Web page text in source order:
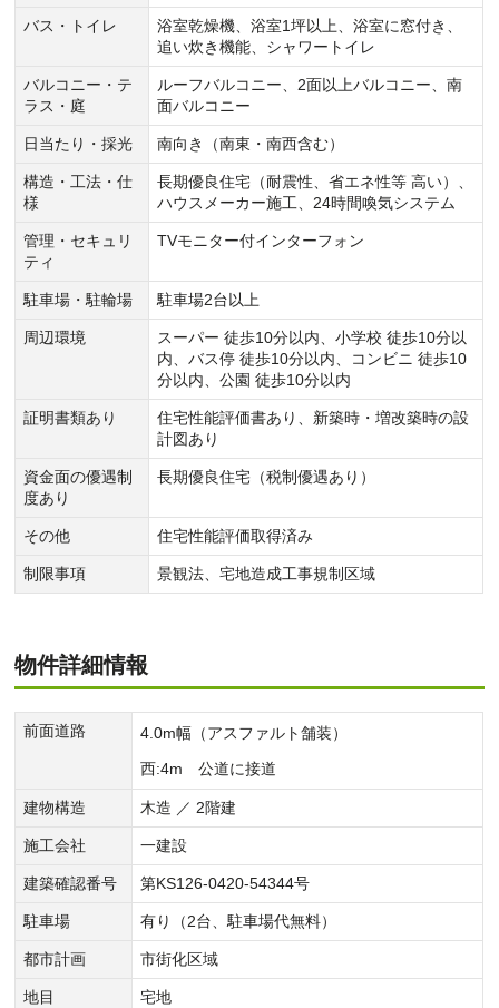
バス・トイレ
浴室乾燥機、浴室1坪以上、浴室に窓付き、
追い炊き機能、シャワートイレ
バルコニー・テ
ラス・庭
ルーフバルコニー、2面以上バルコニー、南
面バルコニー
日当たり・採光 南向き（南東・南西含む）
構造・工法・仕
様
長期優良住宅（耐震性、省エネ性等 高い）、
ハウスメーカー施工、24時間喚気システム
管理・セキュリ
ティ
TVモニター付インターフォン
駐車場・駐輪場 駐車場2台以上
周辺環境
スーパー 徒歩10分以内、小学校 徒歩10分以
内、バス停 徒歩10分以内、コンビニ 徒歩10
分以内、公園 徒歩10分以内
証明書類あり
住宅性能評価書あり、新築時・増改築時の設
計図あり
資金面の優遇制
度あり
長期優良住宅（税制優遇あり）
その他 住宅性能評価取得済み
制限事項 景観法、宅地造成工事規制区域
物件詳細情報
前面道路
4.0m幅（アスファルト舗装）
西:4m 公道に接道
建物構造 木造 ／ 2階建
施工会社 一建設
建築確認番号 第KS126-0420-54344号
駐車場 有り（2台、駐車場代無料）
都市計画 市街化区域
地目 宅地